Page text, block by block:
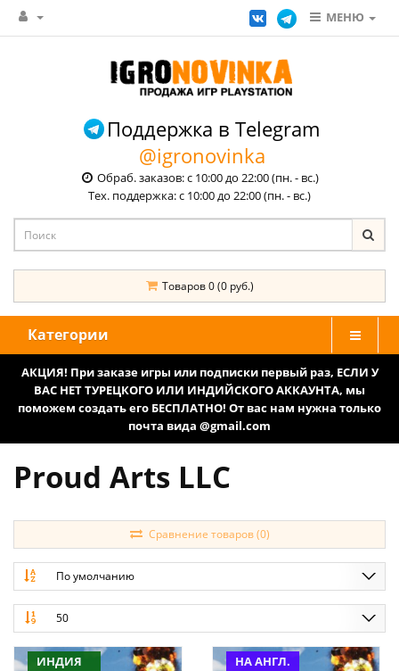
МЕНЮ
Поддержка в Telegram
@igronovinka
Обраб. заказов: с 10:00 до 22:00 (пн. - вс.)
Тех. поддержка: с 10:00 до 22:00 (пн. - вс.)
Товаров 0 (0 руб.)
Категории
АКЦИЯ! При заказе игры или подписки первый раз, ЕСЛИ У
ВАС НЕТ ТУРЕЦКОГО ИЛИ ИНДИЙСКОГО АККАУНТА, мы
поможем создать его БЕСПЛАТНО! От вас нам нужна только
почта вида @gmail.com
Proud Arts LLC
Сравнение товаров (0)
По умолчанию
50
ИНДИЯ
НА АНГЛ.